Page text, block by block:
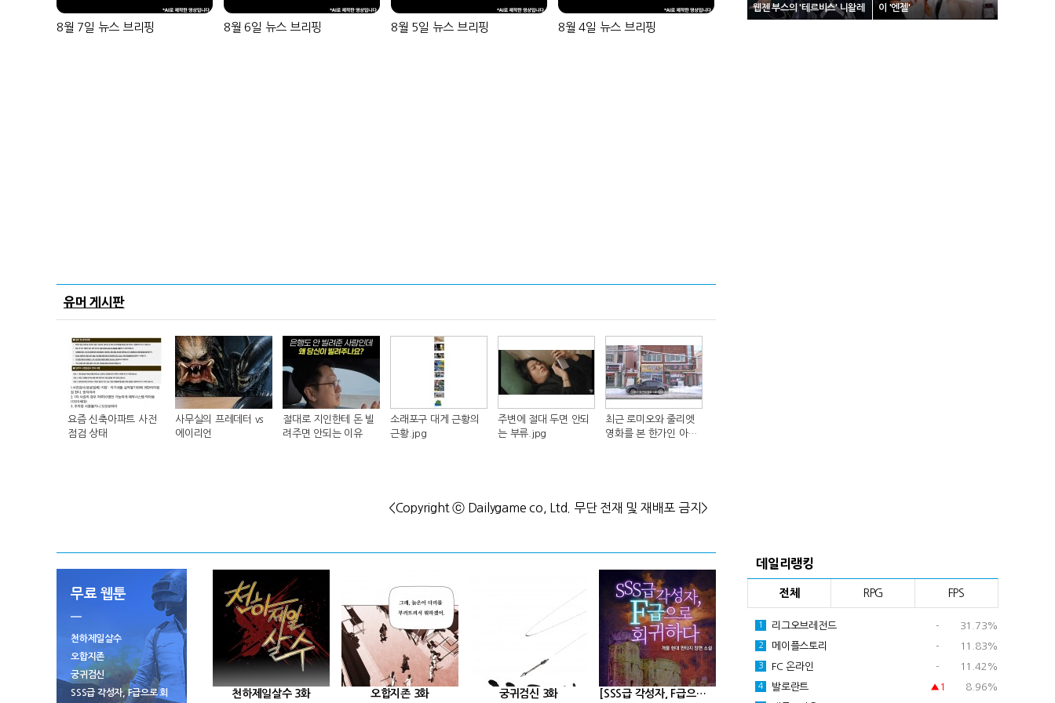
8월 7일 뉴스 브리핑 8월 6일 뉴스 브리핑 8월 5일 뉴스 브리핑 8월 4일 뉴스 브리핑
유머 게시판
요즘 신축아파트 사전
점검 상태
사무실의 프레데터 vs
에이리언
절대로 지인한테 돈 빌
려주면 안되는 이유
소래포구 대게 근황의
근황.jpg
주변에 절대 두면 안되
는 부류.jpg
최근 로미오와 줄리엣
영화를 본 한가인 아들
<Copyright ⓒ Dailygame co, Ltd. 무단 전재 및 재배포 금지>
무료 웹툰
천하제일살수
오합지존
궁귀검신
SSS급 각성자, F급으로 회
천하제일살수 3화 오합지존 3화 궁귀검신 3화 [SSS급 각성자, F급으로 회귀하다] 25화
웹젠 부스의 '테르비스' 니왈레 이 '엔젤'
데일리랭킹
전체 RPG FPS
1 리그오브레전드 - 31.73%
2 메이플스토리 - 11.83%
3 FC 온라인 - 11.42%
4 발로란트 ▲1 8.96%